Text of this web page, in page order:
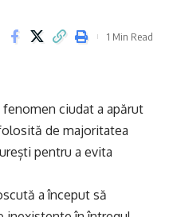
1 Min Read
ciudat a apărut
de majoritatea
pentru a evita
a început să